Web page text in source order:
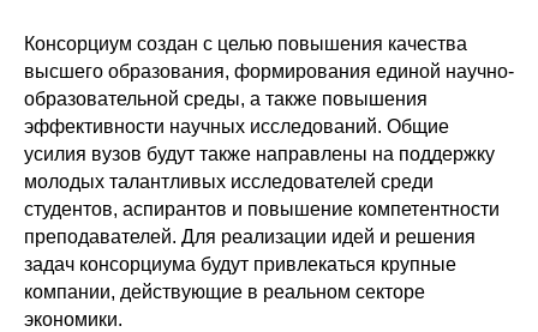
Консорциум создан с целью повышения качества
высшего образования, формирования единой научно-
образовательной среды, а также повышения
эффективности научных исследований. Общие
усилия вузов будут также направлены на поддержку
молодых талантливых исследователей среди
студентов, аспирантов и повышение компетентности
преподавателей. Для реализации идей и решения
задач консорциума будут привлекаться крупные
компании, действующие в реальном секторе
экономики.